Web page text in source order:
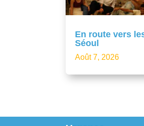
En route vers
Séoul
Août 7, 2026